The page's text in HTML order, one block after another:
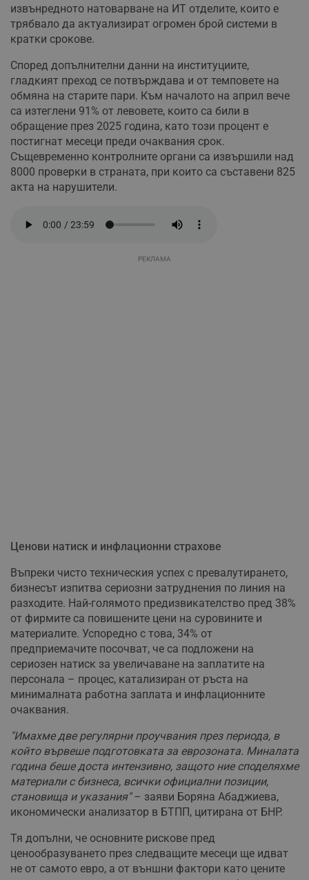
извънредното натоварване на ИТ отделите, които е
трябвало да актуализират огромен брой системи в
кратки срокове.
Според допълнителни данни на институциите,
гладкият преход се потвърждава и от темповете на
обмяна на старите пари. Към началото на април вече
са изтеглени 91% от левовете, които са били в
обращение през 2025 година, като този процент е
постигнат месеци преди очаквания срок.
Същевременно контролните органи са извършили над
8000 проверки в страната, при които са съставени 825
акта на нарушители.
РЕКЛАМА
Ценови натиск и инфлационни страхове
Въпреки чисто техническия успех с превалутирането,
бизнесът изпитва сериозни затруднения по линия на
разходите. Най-голямото предизвикателство пред 38%
от фирмите са повишените цени на суровините и
материалите. Успоредно с това, 34% от
предприемачите посочват, че са подложени на
сериозен натиск за увеличаване на заплатите на
персонала – процес, катализиран от ръста на
минималната работна заплата и инфлационните
очаквания.
"Имахме две регулярни проучвания през периода, в
който вървеше подготовката за еврозоната. Миналата
година беше доста интензивно, защото ние споделяхме
материали с бизнеса, всички официални позиции,
становища и указания"– заяви Боряна Абаджиева,
икономически анализатор в БТПП, цитирана от БНР.
Тя допълни, че основните рискове пред
ценообразуването през следващите месеци ще идват
не от самото евро, а от външни фактори като цените